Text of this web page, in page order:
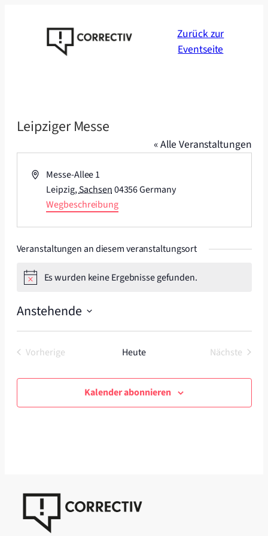
Zurück zur
Eventseite
Leipziger Messe
« Alle Veranstaltungen
AdresseMesse-Allee 1
Leipzig,Sachsen04356Germany
Wegbeschreibung
Veranstaltungen an diesem veranstaltungsort
HinweisEs wurden keine Ergebnisse gefunden.
Anstehende
Datum
Vorherige
Heute
Nächste
Kalender abonnieren